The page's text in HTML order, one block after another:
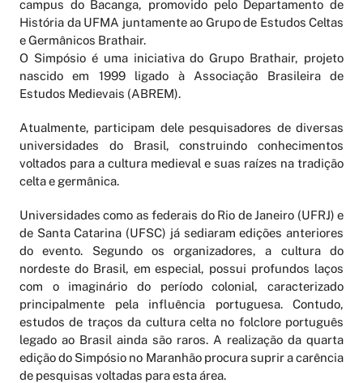
campus do Bacanga, promovido pelo Departamento de
História da UFMA juntamente ao Grupo de Estudos Celtas
e Germânicos Brathair.
O Simpósio é uma iniciativa do Grupo Brathair, projeto
nascido em 1999 ligado à Associação Brasileira de
Estudos Medievais (ABREM).
Atualmente, participam dele pesquisadores de diversas
universidades do Brasil, construindo conhecimentos
voltados para a cultura medieval e suas raízes na tradição
celta e germânica.
Universidades como as federais do Rio de Janeiro (UFRJ) e
de Santa Catarina (UFSC) já sediaram edições anteriores
do evento. Segundo os organizadores, a cultura do
nordeste do Brasil, em especial, possui profundos laços
com o imaginário do período colonial, caracterizado
principalmente pela influência portuguesa. Contudo,
estudos de traços da cultura celta no folclore português
legado ao Brasil ainda são raros. A realização da quarta
edição do Simpósio no Maranhão procura suprir a carência
de pesquisas voltadas para esta área.